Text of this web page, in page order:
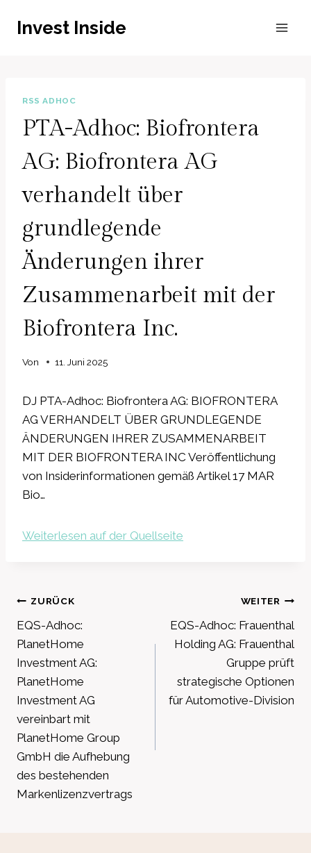
InhaltInvest Inside
RSS ADHOC
PTA-Adhoc: Biofrontera
AG: Biofrontera AG
verhandelt über
grundlegende
Änderungen ihrer
Zusammenarbeit mit der
Biofrontera Inc.
Von 11. Juni 2025
DJ PTA-Adhoc: Biofrontera AG: BIOFRONTERA
AG VERHANDELT ÜBER GRUNDLEGENDE
ÄNDERUNGEN IHRER ZUSAMMENARBEIT
MIT DER BIOFRONTERA INC Veröffentlichung
von Insiderinformationen gemäß Artikel 17 MAR
Bio…
Weiterlesen auf der Quellseite
Beitragsnavigation
ZURÜCK
EQS-Adhoc:
PlanetHome
Investment AG:
PlanetHome
Investment AG
vereinbart mit
PlanetHome Group
GmbH die Aufhebung
des bestehenden
Markenlizenzvertrags
WEITER
EQS-Adhoc: Frauenthal
Holding AG: Frauenthal
Gruppe prüft
strategische Optionen
für Automotive-Division